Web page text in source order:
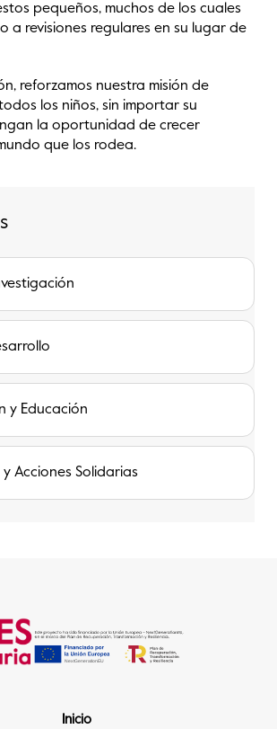
pequeños, muchos de los cuales
a revisiones regulares en su lugar de
reforzamos nuestra misión de
los niños, sin importar su
la oportunidad de crecer
que los rodea.
y Educación
Acciones Solidarias
Inicio